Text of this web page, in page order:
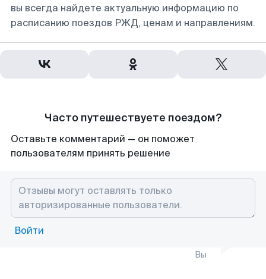
вы всегда найдете актуальную информацию по
расписанию поездов РЖД, ценам и направлениям.
Часто путешествуете поездом?
Оставьте комментарий — он поможет
пользователям принять решение
Войти
Вы